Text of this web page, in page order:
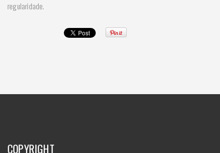
regularidade.
COPYRIGHT